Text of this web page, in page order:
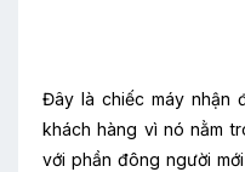
Đây là chiếc máy nhận
khách hàng vì nó nằm
với phần đông người